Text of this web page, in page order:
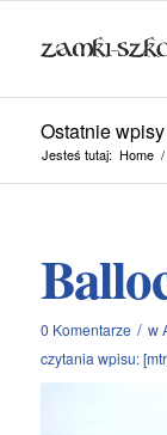
Ostatnie
Jesteś tutaj: Home /
0 Komentarze / w
czytania wpisu: